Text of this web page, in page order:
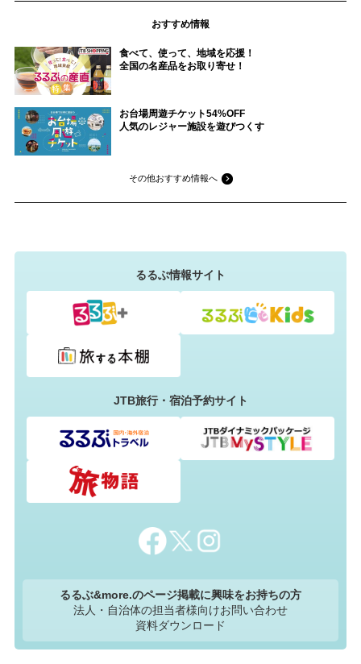
おすすめ情報
食べて、使って、地域を応援！
全国の名産品をお取り寄せ！
お台場周遊チケット54%OFF
人気のレジャー施設を遊びつくす
その他おすすめ情報へ
るるぶ情報サイト
JTB旅行・宿泊予約サイト
るるぶ&more.のページ掲載に興味をお持ちの方
法人・自治体の担当者様向けお問い合わせ
資料ダウンロード